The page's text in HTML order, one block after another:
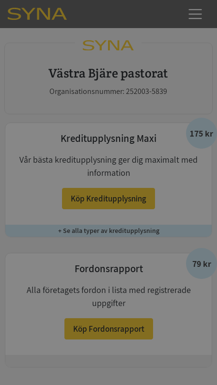
Västra Bjäre pastorat
Organisationsnummer: 252003-5839
175 kr
Kreditupplysning Maxi
Vår bästa kreditupplysning ger dig maximalt med
information
Köp Kreditupplysning
+ Se alla typer av kreditupplysning
79 kr
Fordonsrapport
Alla företagets fordon i lista med registrerade
uppgifter
Köp Fordonsrapport